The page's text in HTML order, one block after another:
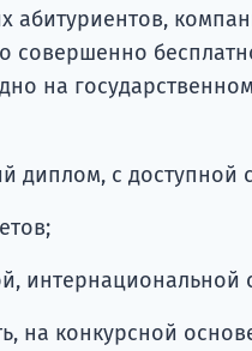
абитуриентов,
совершенно
на
диплом, с доступной
интернациональной
на конкурсной